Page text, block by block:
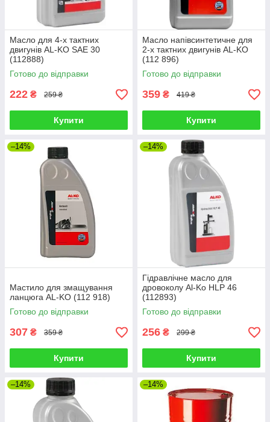
Масло для 4-х тактних
двигунів AL-KO SAE 30
(112888)
Готово до відправки
222 ₴ 259 ₴
Купити
Масло напівсинтетичне для
2-х тактних двигунів AL-KO
(112 896)
Готово до відправки
359 ₴ 419 ₴
Купити
–14%
Мастило для змащування
ланцюга AL-KO (112 918)
Готово до відправки
307 ₴ 359 ₴
Купити
–14%
Гідравлічне масло для
дровоколу Al-Ko HLP 46
(112893)
Готово до відправки
256 ₴ 299 ₴
Купити
–14% –14%